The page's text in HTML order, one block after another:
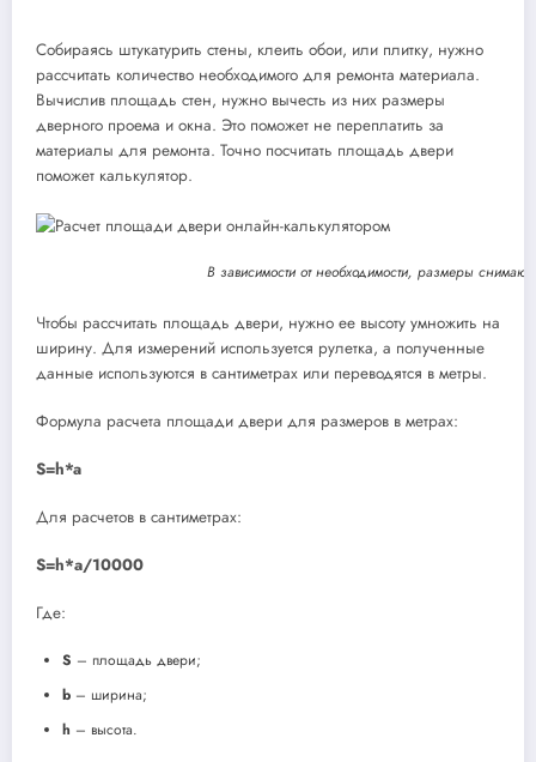
Собираясь штукатурить стены, клеить обои, или плитку, нужно
рассчитать количество необходимого для ремонта материала.
Вычислив площадь стен, нужно вычесть из них размеры
дверного проема и окна. Это поможет не переплатить за
материалы для ремонта. Точно посчитать площадь двери
поможет калькулятор.
В зависимости от необходимости, размеры
Чтобы рассчитать площадь двери, нужно ее высоту умножить на
ширину. Для измерений используется рулетка, а полученные
данные используются в сантиметрах или переводятся в метры.
Формула расчета площади двери для размеров в метрах:
S=h*a
Для расчетов в сантиметрах:
S=h*а/10000
Где:
S – площадь двери;
b – ширина;
h – высота.